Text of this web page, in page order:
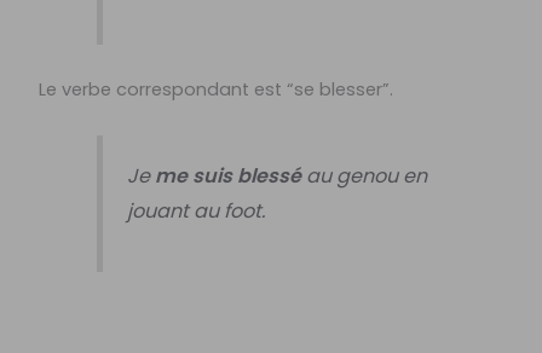
Le verbe correspondant est “se blesser”.
Jeme suis blesséau genou en
jouant au foot.